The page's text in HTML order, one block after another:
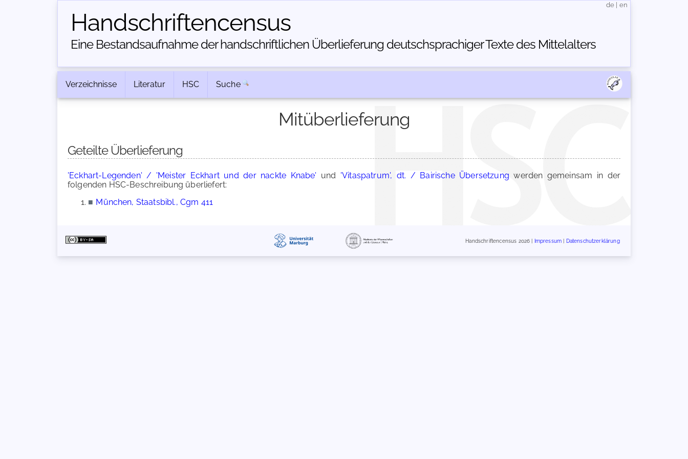
Handschriften­census
Eine Bestandsaufnahme der handschriftlichen Über­lieferung deutschsprachiger Texte des Mittelalters
de en
Verzeichnisse Literatur HSC Suche
Mitüberlieferung
Geteilte Überlieferung
'Eckhart-Legenden' / 'Meister Eckhart und der nackte Knabe' und 'Vitaspatrum', dt. / Bairische Übersetzung werden gemeinsam in der
folgenden HSC-Beschreibung überliefert:
■ München, Staatsbibl., Cgm 411
Handschriftencensus 2026 | Impressum Datenschutzerklärung